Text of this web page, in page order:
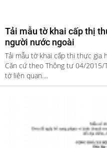
Tải mẫu tờ khai cấp thị
người nước ngoài
Tải mẫu tờ khai cấp thị thực gia
Căn cứ theo Thông tư 04/2015/
tờ liên quan....